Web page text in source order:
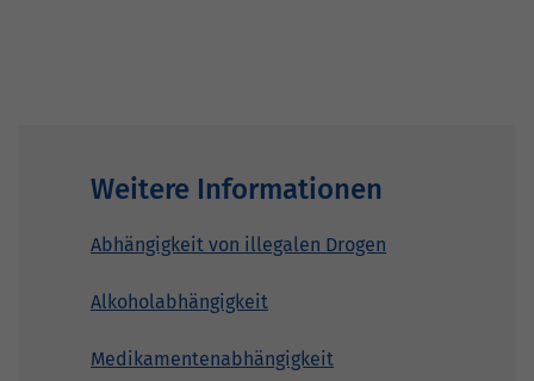
Weitere Informationen
Abhängigkeit von illegalen Drogen
Alkoholabhängigkeit
Medikamentenabhängigkeit